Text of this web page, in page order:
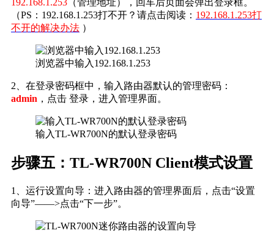
192.168.1.253 （管理地址），回车后页面会弹出登录框。
（PS：192.168.1.253打不开？请点击阅读： 192.168.1.253打
不开的解决办法 ）
浏览器中输入192.168.1.253
2、在登录密码框中，输入路由器默认的管理密码：
admin ，点击 登录，进入管理界面。
输入TL-WR700N的默认登录密码
步骤五：TL-WR700N Client模式设置
1、运行设置向导：进入路由器的管理界面后，点击“设置
向导”——>点击“下一步”。